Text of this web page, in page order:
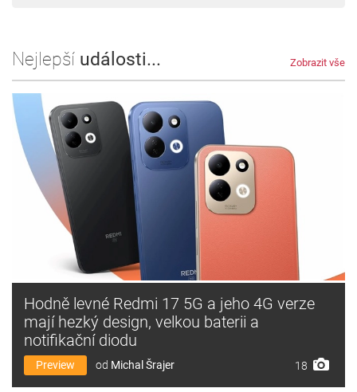
Nejlepší události... Zobrazit vše
Hodně levné Redmi 17 5G a jeho 4G verze
mají hezký design, velkou baterii a
notifikační diodu
Preview od Michal Šrajer 18